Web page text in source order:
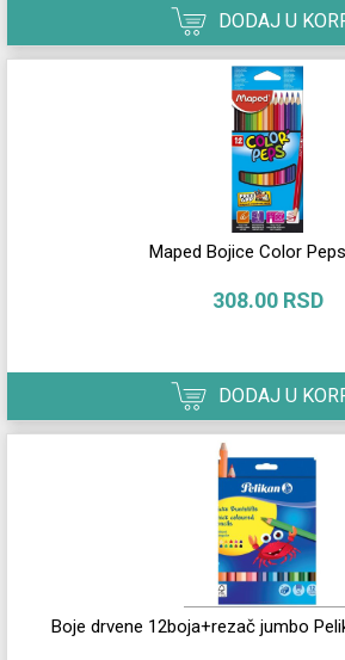
DODAJ U
Maped Bojice Color
308.00 RSD
DODAJ U
Boje drvene 12boja+rezač jumbo